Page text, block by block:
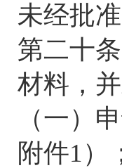
未经批
第二十
材料，
（一）
附件1）